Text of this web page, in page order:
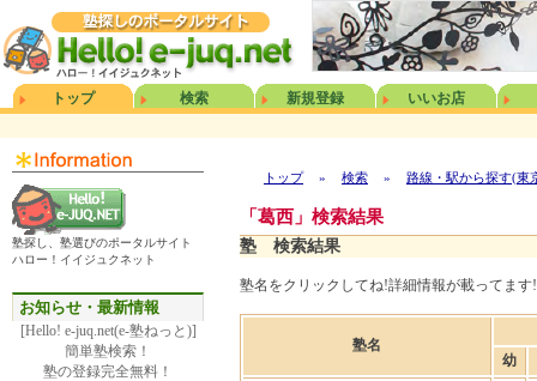
トップ 検索 新規登録 いいお店
塾探し、塾選びのポータルサイト
ハロー！イイジュクネット
お知らせ・最新情報
[Hello! e-juq.net(e-塾ねっと)]
簡単塾検索！
塾の登録完全無料！
トップ » 検索 » 路線・駅から探す(東
「葛西」検索結果
塾 検索結果
塾名をクリックしてね!詳細情報が載ってます!
塾名
幼